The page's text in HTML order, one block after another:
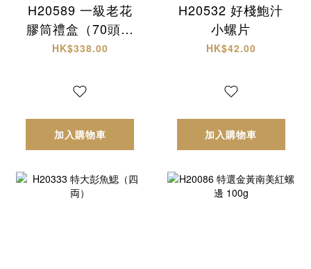
H20589 一級老花
膠筒禮盒（70頭約
18-20隻）
HK$338.00
加入購物車
H20532 好棧鮑汁
小螺片
HK$42.00
加入購物車